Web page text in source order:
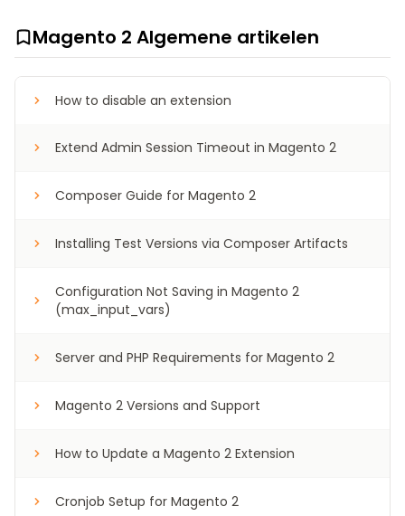
Magento 2 Algemene artikelen
How to disable an extension
Extend Admin Session Timeout in Magento 2
Composer Guide for Magento 2
Installing Test Versions via Composer Artifacts
Configuration Not Saving in Magento 2
(max_input_vars)
Server and PHP Requirements for Magento 2
Magento 2 Versions and Support
How to Update a Magento 2 Extension
Cronjob Setup for Magento 2